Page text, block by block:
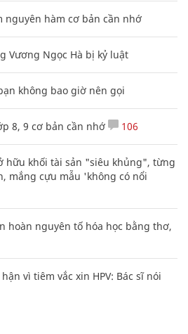
nguyên hàm cơ bản cần nhớ
Vương Ngọc Hà bị kỷ luật
không bao giờ nên gọi
8, 9 cơ bản cần nhớ 106
hữu khối tài sản "siêu khủng", từng
mắng cựu mẫu 'không có nổi
hoàn nguyên tố hóa học bằng thơ,
vì tiêm vắc xin HPV: Bác sĩ nói